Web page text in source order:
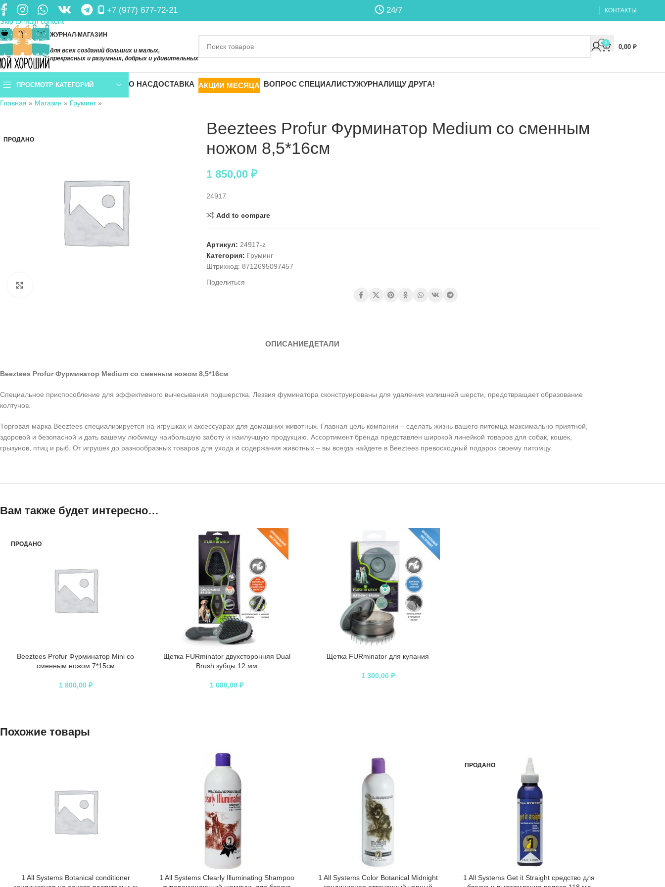
Skip to navigation
Skip to main content
+7 (977) 677-72-21 24/7 КОНТАКТЫ
ЖУРНАЛ-МАГАЗИН
для всех созданий больших и малых,
прекрасных и разумных, добрых и удивительных
0
0,00 ₽
ПРОСМОТР КАТЕГОРИЙ О НАСДОСТАВКА АКЦИИ МЕСЯЦА ВОПРОС СПЕЦИАЛИСТУЖУРНАЛИЩУ ДРУГА!
Главная » Магазин » Груминг »
ПРОДАНО
Beeztees Profur Фурминатор Medium со сменным
ножом 8,5*16см
1 850,00₽
24917
Add to compare
Артикул: 24917-z
Категория: Груминг
Штрихкод:8712695097457
Поделиться
ОПИСАНИЕДЕТАЛИ
Beeztees Profur Фурминатор Medium со сменным ножом 8,5*16см
Специальное приспособление для эффективного вычесывания подшерстка. Лезвия фуминатора сконструированы для удаления излишней шерсти, предотвращает образование
колтунов.
Торговая марка Beeztees специализируется на игрушках и аксессуарах для домашних животных. Главная цель компании – сделать жизнь вашего питомца максимально приятной,
здоровой и безопасной и дать вашему любимцу наибольшую заботу и наилучшую продукцию. Ассортимент бренда представлен широкой линейкой товаров для собак, кошек,
грызунов, птиц и рыб. От игрушек до разнообразных товаров для ухода и содержания животных – вы всегда найдете в Beeztees превосходный подарок своему питомцу.
Вам также будет интересно…
ПРОДАНО
Beeztees Profur Фурминатор Mini со
сменным ножом 7*15см
1 800,00 ₽
Щетка FURminator двухсторонняя Dual
Brush зубцы 12 мм
1 600,00₽
Щетка FURminator для купания
1 300,00 ₽
Похожие товары
1 All Systems Botanical conditioner
1 All Systems Clearly Illuminating Shampoo
1 All Systems Color Botanical Midnight
ПРОДАНО
1 All Systems Get it Straight средство для